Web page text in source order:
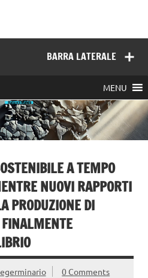
BARRA LATERALE
MENU
A TEMPO
NUOVI RAPPORTI
PRODUZIONE DI
0 Comments